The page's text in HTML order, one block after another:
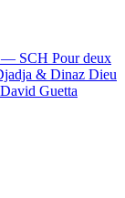
— SCH Pour deux
& Dinaz Dieu
Guetta